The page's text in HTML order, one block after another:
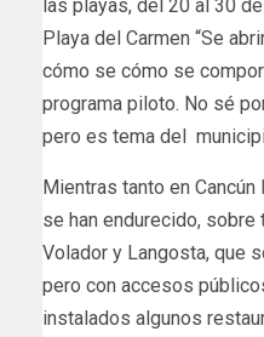
las playas, del 20 al 30
Playa del Carmen “Se
cómo se cómo se
programa piloto. No sé
pero es tema del
Mientras tanto en
se han endurecido,
Volador y Langosta, que
pero con accesos
instalados algunos